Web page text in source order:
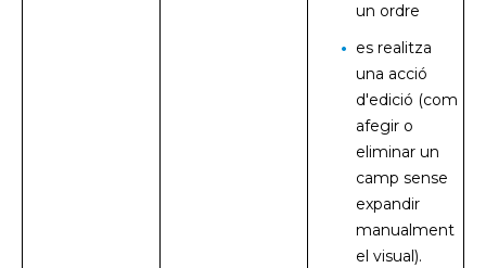
un ordre
es realitza
una acció
d'edició (com
afegir o
eliminar un
camp sense
expandir
manualment
el visual).